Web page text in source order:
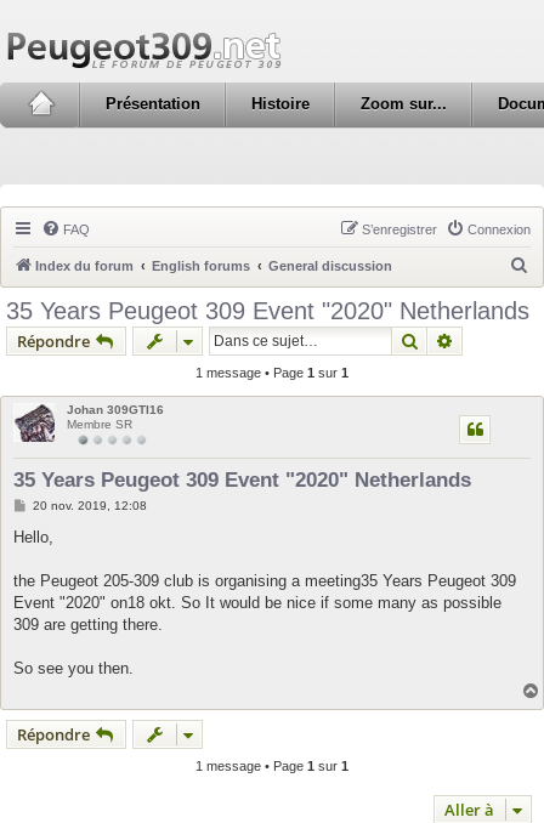
Présentation Histoire Zoom sur...
FAQ Connexion
S’enregistrer
Index du forum English forums General discussion
35 Years Peugeot 309 Event "2020" Netherlands
Répondre Rechercher
1 message • Page 1 sur 1
Johan 309GTI16
Membre SR
35 Years Peugeot 309 Event "2020" Netherlands
M
s
g
20 nov. 2019, 12:08
Hello,
the Peugeot 205-309 club is organising a meeting35 Years Peugeot 309
Event "2020" on18 okt. So It would be nice if some many as possible
309 are getting there.
So see you then.
Répondre
1 message • Page 1 sur 1
Aller à